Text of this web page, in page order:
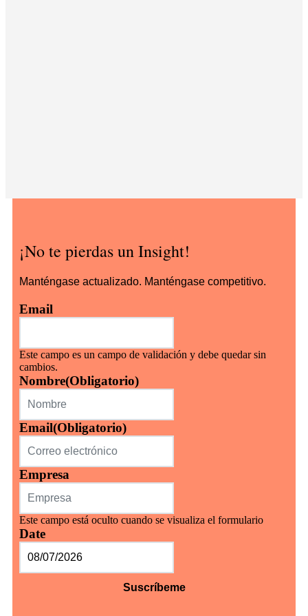
¡No te pierdas un Insight!
Manténgase actualizado. Manténgase competitivo.
Email
Este campo es un campo de validación y debe quedar sin
cambios.
Nombre(Obligatorio)
Email(Obligatorio)
Empresa
Este campo está oculto cuando se visualiza el formulario
Date
DD
barra